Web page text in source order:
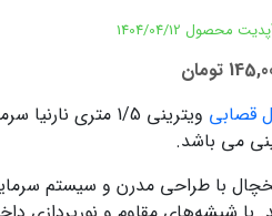
محصول 1404/04/12
تومان
قصابی
ویترینی 1/5 متری
می باشد.
با طراحی مدرن و سیستم